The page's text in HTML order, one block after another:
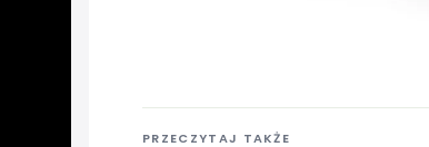
PRZECZYTAJ TAKŻE